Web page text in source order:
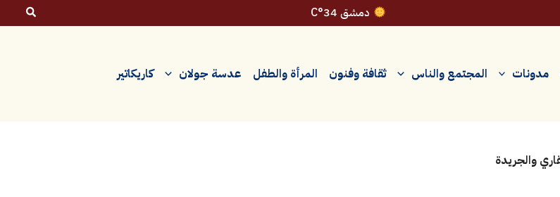
دمشق 34°C
مدونات المجتمع والناس ثقافة وفنون المرأة والطفل عدسة جولان كاريكاتير